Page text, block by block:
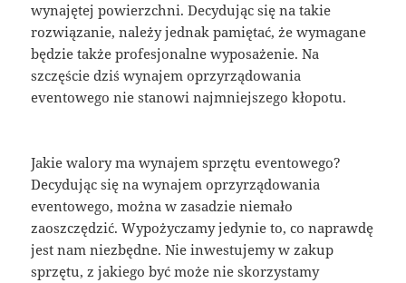
wynajętej powierzchni. Decydując się na takie
rozwiązanie, należy jednak pamiętać, że wymagane
będzie także profesjonalne wyposażenie. Na
szczęście dziś wynajem oprzyrządowania
eventowego nie stanowi najmniejszego kłopotu.
Jakie walory ma wynajem sprzętu eventowego?
Decydując się na wynajem oprzyrządowania
eventowego, można w zasadzie niemało
zaoszczędzić. Wypożyczamy jedynie to, co naprawdę
jest nam niezbędne. Nie inwestujemy w zakup
sprzętu, z jakiego być może nie skorzystamy